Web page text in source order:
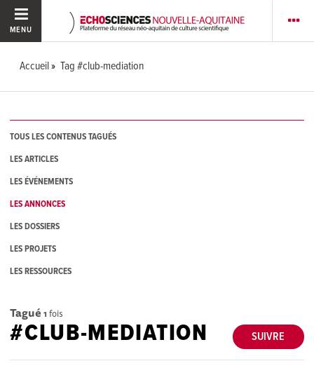
MENU
Accueil Tag #club-mediation
TOUS LES CONTENUS TAGUÉS
LES ARTICLES
LES ÉVÉNEMENTS
LES ANNONCES
LES DOSSIERS
LES PROJETS
LES RESSOURCES
Tagué 1 fois
SUIVRE
#CLUB-MEDIATION